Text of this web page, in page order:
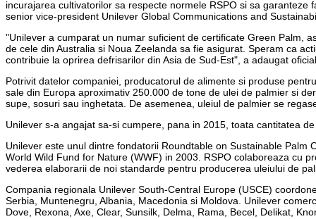
incurajarea cultivatorilor sa respecte normele RSPO si sa
senior vice-president Unilever Global Communications and
"Unilever a cumparat un numar suficient de certificate Green Palm,
de cele din Australia si Noua Zeelanda sa fie asigurat. Speram ca
contribuie la oprirea defrisarilor din Asia de Sud-Est", a adaugat
Potrivit datelor companiei, producatorul de alimente si produse
sale din Europa aproximativ 250.000 de tone de ulei de palmier si
supe, sosuri sau inghetata. De asemenea, uleiul de palmier se
Unilever s-a angajat sa-si cumpere, pana in 2015, toata cantitatea
Unilever este unul dintre fondatorii Roundtable on Sustainable
World Wild Fund for Nature (WWF) in 2003. RSPO colaboreaza cu
vederea elaborarii de noi standarde pentru producerea uleiului de
Compania regionala Unilever South-Central Europe (USCE)
Serbia, Muntenegru, Albania, Macedonia si Moldova. Unilever
Dove, Rexona, Axe, Clear, Sunsilk, Delma, Rama, Becel, Delikat,